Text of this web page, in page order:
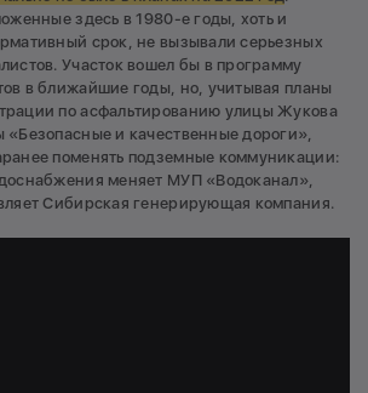
здесь в 1980-е годы, хоть и
срок, не вызывали серьезных
Участок вошел бы в программу
в ближайшие годы, но, учитывая планы
по асфальтированию улицы Жукова
и качественные дороги»,
поменять подземные коммуникации:
меняет МУП «Водоканал»,
Сибирская генерирующая компания.